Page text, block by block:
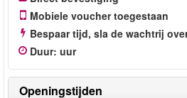
Mobiele voucher toegestaan
Bespaar tijd, sla de wachtrij
Duur: uur
Openingstijden